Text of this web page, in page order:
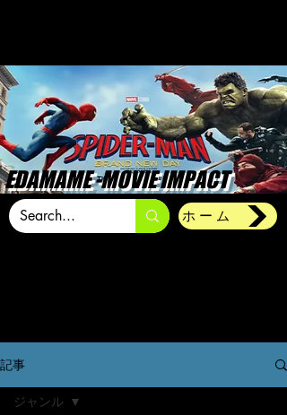
EDAMAME -MOVIE IMPACT
ホーム
記事
ジャンル